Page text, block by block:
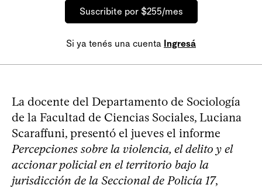
Suscribite por $255/mes
Si ya tenés una cuenta Ingresá
La docente del Departamento de Sociología
de la Facultad de Ciencias Sociales, Luciana
Scaraffuni, presentó el jueves el informe
Percepciones sobre la violencia, el delito y el
accionar policial en el territorio bajo la
jurisdicción de la Seccional de Policía 17,